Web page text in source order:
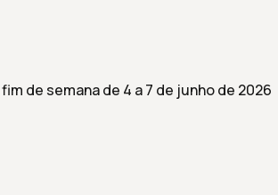
de semana de 4 a 7 de junho de 2026